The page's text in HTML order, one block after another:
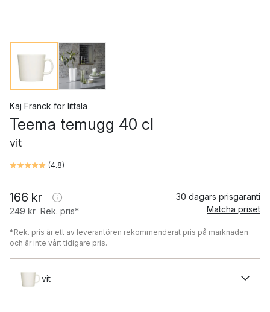
Kaj Franck för Iittala
Teema temugg 40 cl
vit
(4.8)
166 kr
249 kr Rek. pris*
30 dagars prisgaranti
Matcha priset
*Rek. pris är ett av leverantören rekommenderat pris på marknaden
och är inte vårt tidigare pris.
vit